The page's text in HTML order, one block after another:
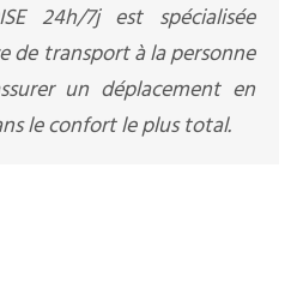
24h/7j est spécialisée
de transport à la personne
un déplacement en
le confort le plus total.